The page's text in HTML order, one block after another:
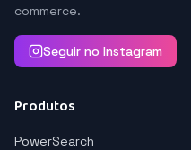
commerce.
Seguir no Instagram
Produtos
PowerSearch